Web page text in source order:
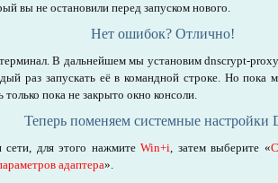
вы не остановили перед запуском нового.
Нет ошибок? Отлично!
В дальнейшем мы установим dnscrypt-
раз запускать её в командной строке. Но пока
только пока не закрыто окно консоли.
Теперь поменяем системные настройки
сети, для этого нажмитеWin+i, затем выберите «
адаптера».